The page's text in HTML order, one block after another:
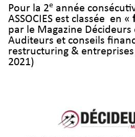
Pour la 2e année
ASSOCIES est classée en «
par le Magazine Décideurs
Auditeurs et conseils
restructuring &
2021)